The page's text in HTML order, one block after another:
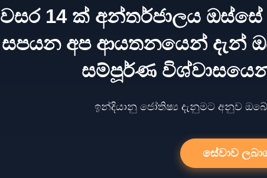
වසර 14 ක් අන්තර්ජාලය
සපයන අප ආයතනයෙන් දැන්
සම්පූර්ණ
ඉන්දියානු ජෝතිෂ්‍ය දැනුමට අනුව
සේවාව